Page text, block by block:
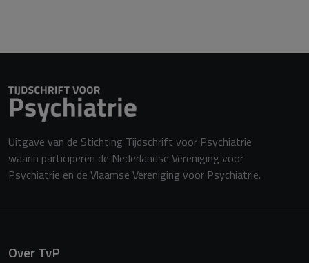
Uitgave van de Stichting Tijdschrift voor Psychiatrie
waarin participeren de Nederlandse Vereniging voor
Psychiatrie en de Vlaamse Vereniging voor Psychiatrie.
Over TvP